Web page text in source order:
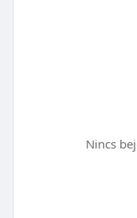
Nincs